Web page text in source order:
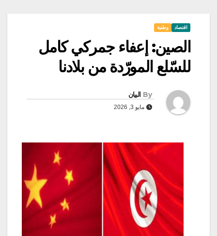
اقتصاد وطنية
الصين: إعفاء جمركي كامل
للسّلع المورّدة من بلادنا
By البيان
مايو 3, 2026